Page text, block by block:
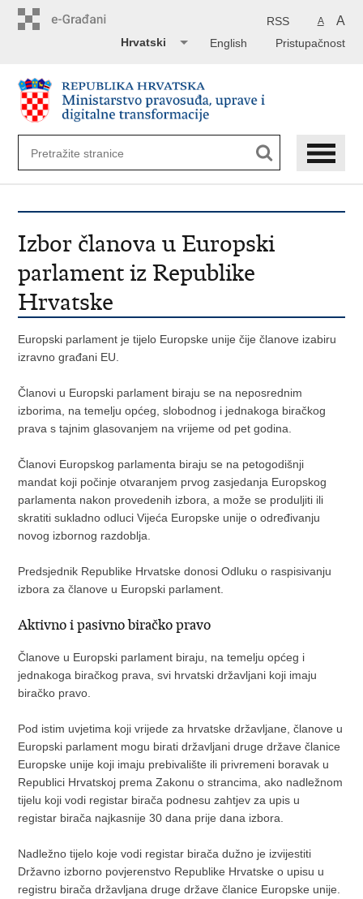
A A
RSS
Pristupačnost
English
Hrvatski
Izbor članova u Europski
parlament iz Republike
Hrvatske
Europski parlament je tijelo Europske unije čije članove izabiru
izravno građani EU.
Članovi u Europski parlament biraju se na neposrednim
izborima, na temelju općeg, slobodnog i jednakoga biračkog
prava s tajnim glasovanjem na vrijeme od pet godina.
Članovi Europskog parlamenta biraju se na petogodišnji
mandat koji počinje otvaranjem prvog zasjedanja Europskog
parlamenta nakon provedenih izbora, a može se produljiti ili
skratiti sukladno odluci Vijeća Europske unije o određivanju
novog izbornog razdoblja.
Predsjednik Republike Hrvatske donosi Odluku o raspisivanju
izbora za članove u Europski parlament.
Aktivno i pasivno biračko pravo
Članove u Europski parlament biraju, na temelju općeg i
jednakoga biračkog prava, svi hrvatski državljani koji imaju
biračko pravo.
Pod istim uvjetima koji vrijede za hrvatske državljane, članove u
Europski parlament mogu birati državljani druge države članice
Europske unije koji imaju prebivalište ili privremeni boravak u
Republici Hrvatskoj prema Zakonu o strancima, ako nadležnom
tijelu koji vodi registar birača podnesu zahtjev za upis u
registar birača najkasnije 30 dana prije dana izbora.
Nadležno tijelo koje vodi registar birača dužno je izvijestiti
Državno izborno povjerenstvo Republike Hrvatske o upisu u
registru birača državljana druge države članice Europske unije.